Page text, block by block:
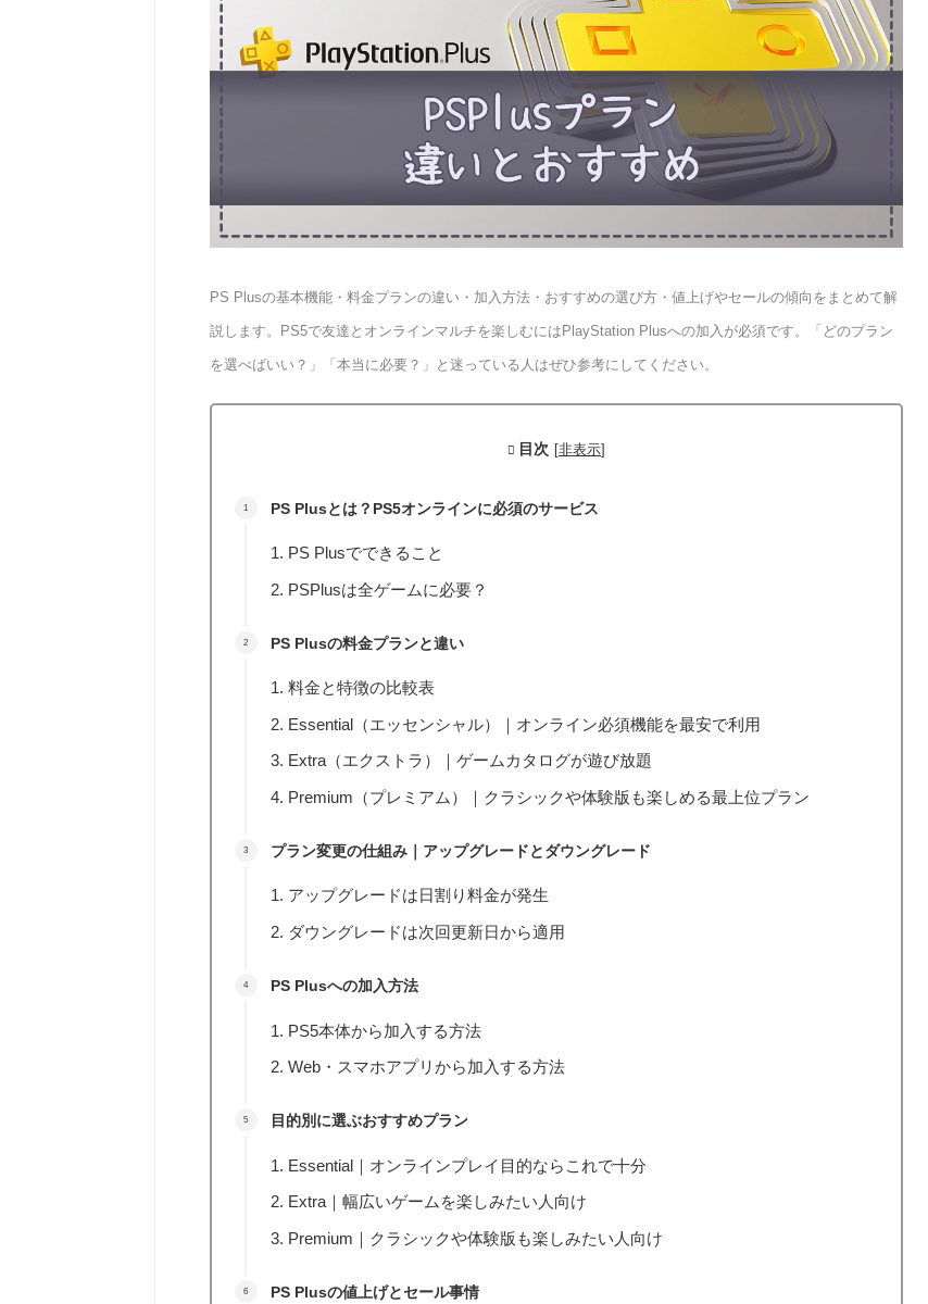
PS Plusの基本機能・料金プランの違い・加入方法・おすすめの選び方・値上げやセールの傾向をまとめて解
説します。PS5で友達とオンラインマルチを楽しむにはPlayStation Plusへの加入が必須です。「どのプラン
を選べばいい？」「本当に必要？」と迷っている人はぜひ参考にしてください。
目次 [非表示]
PS Plusとは？PS5オンラインに必須のサービス
PS Plusでできること
PSPlusは全ゲームに必要？
PS Plusの料金プランと違い
料金と特徴の比較表
Essential（エッセンシャル）｜オンライン必須機能を最安で利用
Extra（エクストラ）｜ゲームカタログが遊び放題
Premium（プレミアム）｜クラシックや体験版も楽しめる最上位プラン
プラン変更の仕組み｜アップグレードとダウングレード
アップグレードは日割り料金が発生
ダウングレードは次回更新日から適用
PS Plusへの加入方法
PS5本体から加入する方法
Web・スマホアプリから加入する方法
目的別に選ぶおすすめプラン
Essential｜オンラインプレイ目的ならこれで十分
Extra｜幅広いゲームを楽しみたい人向け
Premium｜クラシックや体験版も楽しみたい人向け
PS Plusの値上げとセール事情